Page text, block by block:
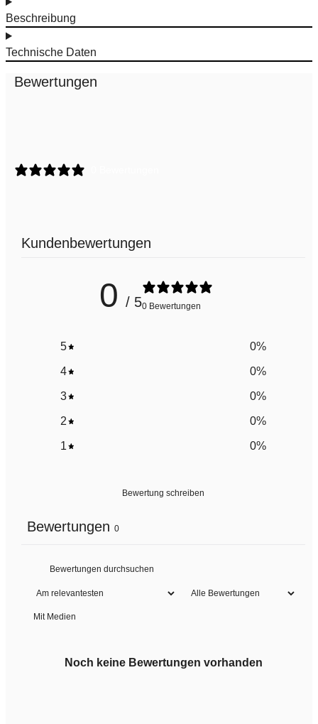
Beschreibung
Technische Daten
Bewertungen
Kundenbewertungen
0 / 50 Bewertungen
5 0%
4 0%
3 0%
2 0%
1 0%
Bewertung schreiben
Bewertungen 0
Mit Medien
Noch keine Bewertungen vorhanden